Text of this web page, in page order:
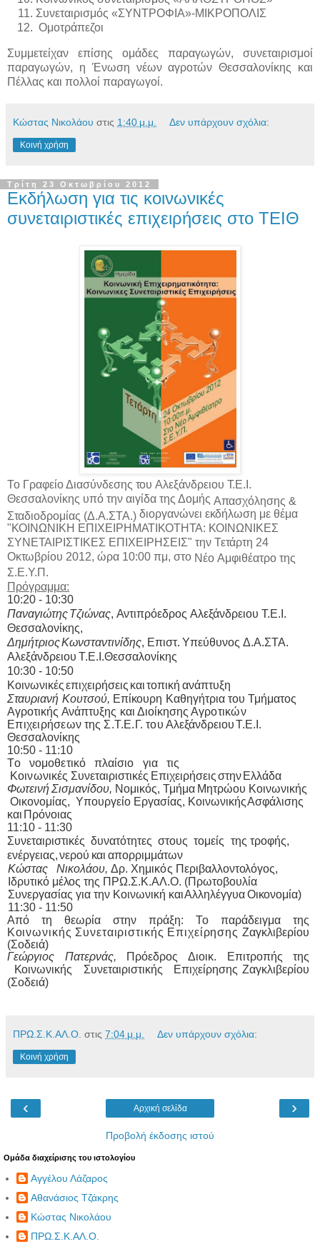
Συνεταιρισμός «ΣΥΝΤΡΟΦΙΑ»-ΜΙΚΡΟΠΟΛΙΣ
Ομοτράπεζοι
Συμμετείχαν επίσης ομάδες παραγωγών, συνεταιρισμοί
παραγωγών, η Ένωση νέων αγροτών Θεσσαλονίκης και
Πέλλας και πολλοί παραγωγοί.
Κώστας Νικολάου στις 1:40 μ.μ. Δεν υπάρχουν σχόλια:
Κοινή χρήση
Τρίτη 23 Οκτωβρίου 2012
Εκδήλωση για τις κοινωνικές
συνεταιριστικές επιχειρήσεις στο ΤΕΙΘ
Το ΓραφείοΔιασύνδεσης του Αλεξάνδρειου Τ.Ε.Ι.
Θεσσαλονίκης υπό την αιγίδα της Δομής Απασχόλησης &
Σταδιοδρομίας (Δ.Α.ΣΤΑ.) διοργανώνει εκδήλωση με θέμα
"ΚΟΙΝΩΝΙΚΗ ΕΠΙΧΕΙΡΗΜΑΤΙ ΚΟΤΗΤΑ: ΚΟΙΝΩΝΙΚΕΣ
ΣΥΝΕΤΑΙΡΙΣΤΙΚΕΣ ΕΠΙΧΕΙΡΗΣΕΙΣ" τηνΤετάρτη 24
Οκτωβρίου 2012,ώρα 10:00 πμ, στο Νέο Αμφιθέατρο της
Σ.Ε.Υ.Π.
Πρόγραμμα:
10:20 - 10:30
ΠαναγιώτηςΤζιώνας, Αντιπρόεδρος Αλεξάνδρειου Τ.Ε.Ι.
Θεσσαλονίκης,
ΔημήτριοςΚωνσταντινίδης, Επιστ. Υπεύθυνος Δ.Α.ΣΤΑ.
Αλεξάνδρειου Τ.Ε.Ι.Θεσσαλονίκης
10:30 - 10:50
Κοινωνικέςεπιχειρήσεις καιτοπική ανάπτυξη
Σταυριανή Κουτσού, Επίκουρη Καθηγήτρια τουΤμήματος
Αγροτικής Ανάπτυξης και Διοίκησης Αγροτικών
Επιχειρήσεων της Σ.Τ.Ε. Γ.του ΑλεξάνδρειουΤ.Ε.Ι.
Θεσσαλονίκης
10:50 - 11:10
Το νομοθετικό πλαίσιο για τις
Κοινωνικές Συνεταιριστικές Επιχειρήσειςστην Ελλάδα
Φωτεινή Σισμανίδου, Νομικός, Τμήμα Μητρώου Κοινωνικής
Οικονομίας, Υπουργείο Εργασίας, ΚοινωνικήςΑσφάλισης
και Πρόνοιας
11:10 - 11:30
Συνεταιριστικές δυνατότητες στους τομείς της τροφής,
ενέργειας, νερού και απορριμμάτων
Κώστας Νικολάου,Δρ. Χημικός Περιβαλλοντολόγος,
Ιδρυτικό μέλος της ΠΡΩ.Σ.Κ.ΑΛ.Ο. (Πρωτοβουλία
Συνεργασίας για την Κοινωνική καιΑλληλέγγυαΟικονομία)
11:30 - 11:50
Από τη θεωρία στην πράξη: Το παράδειγμα της
Κοινωνικής Συνεταιριστικής Επιχείρησης Ζαγκλιβερίου
(Σοδειά)
Γεώργιος
Πατερνάς, Πρόεδρος Διοικ. Επιτροπής της
Κοινωνικής Συνεταιριστικής Επιχείρησης Ζαγκλιβερίου
(Σοδειά)
ΠΡΩ.Σ.Κ.ΑΛ.Ο. στις 7:04 μ.μ. Δεν υπάρχουν σχόλια:
Κοινή χρήση
‹ ›
Αρχική σελίδα
Προβολή έκδοσης ιστού
Ομάδα διαχείρισης του ιστολογίου
Αγγέλου Λάζαρος
Αθανάσιος Τζάκρης
Κώστας Νικολάου
ΠΡΩ.Σ.Κ.ΑΛ.Ο.